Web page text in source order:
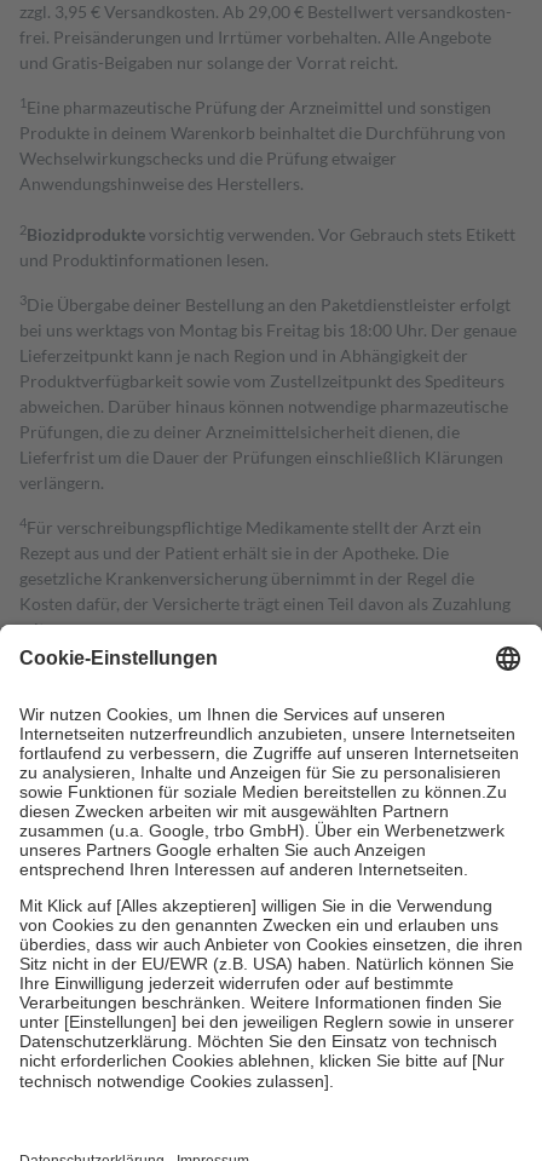
zzgl. 3,95 € Versandkosten. Ab 29,00 € Bestell­wert versand­kosten­
frei. Preisänderungen und Irrtümer vorbehalten. Alle Angebote
und Gratis-Beigaben nur solange der Vorrat reicht.
1 Eine pharmazeutische Prüfung der Arzneimittel und sonstigen
Produkte in deinem Warenkorb beinhaltet die Durchführung von
Wechselwirkungschecks und die Prüfung etwaiger
Anwendungshinweise des Herstellers.
2Biozidproduktevorsichtig verwenden. Vor Gebrauch stets Etikett
und Produktinformationen lesen.
3Die Übergabe deiner Bestellung an den Paketdienstleister erfolgt
bei uns werktags von Montag bis Freitag bis 18:00 Uhr. Der genaue
Lieferzeitpunkt kann je nach Region und in Abhängigkeit der
Produktverfügbarkeit sowie vom Zustellzeitpunkt des Spediteurs
abweichen. Darüber hinaus können notwendige pharmazeutische
Prüfungen, die zu deiner Arzneimittelsicherheit dienen, die
Lieferfrist um die Dauer der Prüfungen einschließlich Klärungen
verlängern.
4Für verschreibungspflichtige Medikamente stellt der Arzt ein
Rezept aus und der Patient erhält sie in der Apotheke. Die
gesetzliche Krankenversicherung übernimmt in der Regel die
Kosten dafür, der Versicherte trägt einen Teil davon als Zuzahlung
mit.
Grundsätzlich leisten Mitglieder Zuzahlungen in Höhe von zehn
höchstens zehn Euro.
Es sind jedoch nie mehr als die tatsächlichen
Kosten der Leistung zu entrichten.
Diese Regeln gelten grundsätzlich auch für Online-Apotheken.
Bei Heilmitteln und häuslicher Krankenpflege beträgt die
Zuzahlung zehn Prozent der Kosten sowie zehn Euro je
Verordnung.
Um das Engagement der Versicherten für ihre eigene Gesundheit zu
stärken und die besondere Stellung der Familie zu unterstützen,
fallenkeine Zuzahlungenan bei:
• Kindern und Jugendlichen bis zum vollendeten 18. Lebensjahr
mit Ausnahme der Fahrkosten
• Untersuchungen zur Vorsorge und Früherkennung, die von der
GKV getragen werden
• empfohlenen Schutzimpfungen
• Harn- und Blutteststreifen
getroffen, um sicherzustellen, dass es sich um echte Bewertungen